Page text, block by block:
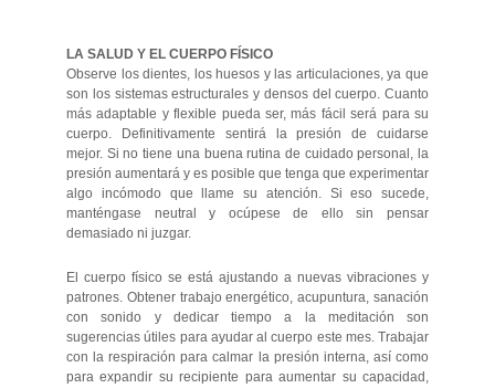
LA SALUD Y EL CUERPO FÍSICO
Observe los dientes, los huesos y las articulaciones, ya que
son los sistemas estructurales y densos del cuerpo. Cuanto
más adaptable y flexible pueda ser, más fácil será para su
cuerpo. Definitivamente sentirá la presión de cuidarse
mejor. Si no tiene una buena rutina de cuidado personal, la
presión aumentará y es posible que tenga que experimentar
algo incómodo que llame su atención. Si eso sucede,
manténgase neutral y ocúpese de ello sin pensar
demasiado ni juzgar.
El cuerpo físico se está ajustando a nuevas vibraciones y
patrones. Obtener trabajo energético, acupuntura, sanación
con sonido y dedicar tiempo a la meditación son
sugerencias útiles para ayudar al cuerpo este mes. Trabajar
con la respiración para calmar la presión interna, así como
para expandir su recipiente para aumentar su capacidad,